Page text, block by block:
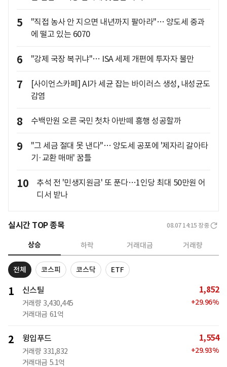
5
"직접 농사 안 지으면 내년까지 팔아라"… 양도세 중과
에 떨고 있는 6070
6 "강제 국장 복귀냐"… ISA 세제 개편에 투자자 불만
7
[사이언스카페] AI가 세균 잡는 바이러스 생성, 내성균도
감염
8 수백만원 오른 국민 첫차 아반떼 흥행 성공할까
9
"그 세금 절대 못 낸다"… 양도세 공포에 '제자리 갈아타
기·교환 매매' 꿈틀
10
추석 전 '민생지원금' 또 푼다…1인당 최대 50만원 어
디서 받나
실시간 TOP 종목 08.07 14:15 장중
상승 하락 거래대금 거래량
전체 코스피 코스닥 ETF
1 신스틸
거래량 3,430,445
거래대금 61억
1,852
+29.96%
2 윙입푸드
거래량 331,832
거래대금 5.1억
1,554
+29.93%